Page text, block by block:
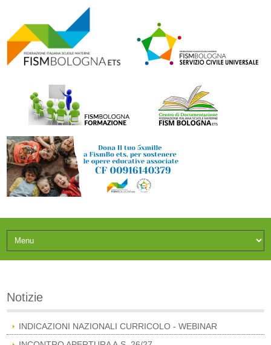
Notizie
INDICAZIONI NAZIONALI CURRICOLO - WEBINAR